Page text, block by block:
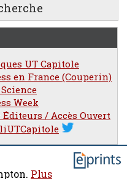
UT Capitole
en France (Couperin)
Week
/ Accès Ouvert
Plus